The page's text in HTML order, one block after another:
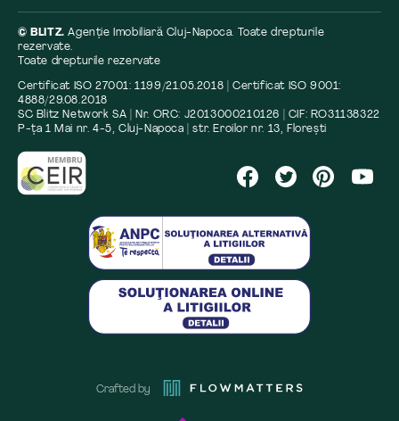
© BLITZ.Agenție Imobiliară Cluj-Napoca. Toate drepturile
rezervate.
Toate drepturile rezervate
Certificat ISO 27001: 1199/21.05.2018 | Certificat ISO 9001:
4888/29.08.2018
SC Blitz Network SA | Nr. ORC: J2013000210126 | CIF: RO31138322
P-ța 1 Mai nr. 4-5, Cluj-Napoca | str. Eroilor nr. 13, Florești
Crafted by